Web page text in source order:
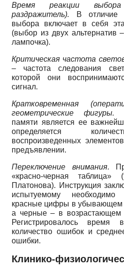
Время реакции
раздражитель). В отличие
выбора включает в себя
(выбор из двух альтернатив
лампочка).
Критическая частота
– частота следования
которой они
сигнал.
Кратковременная
геометрические фигуры.
памяти является ее
определяется
воспроизведенных
предъявлении.
Переключение внимания.
«красно-черная
Платонова). Инструкция
испытуемому необходимо
красные цифры в убывающем
а черные – в возрастающем
Регистрировалось время
количество ошибок и
ошибки.
Клинико-